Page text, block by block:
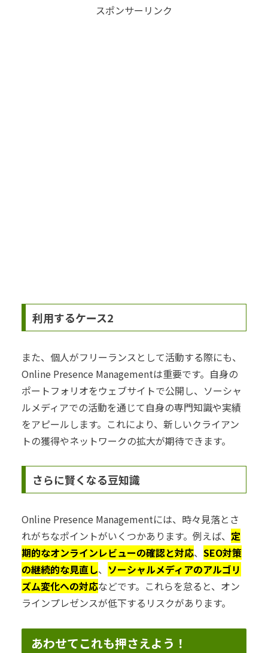
スポンサーリンク
利用するケース2
また、個人がフリーランスとして活動する際にも、
Online Presence Managementは重要です。自身の
ポートフォリオをウェブサイトで公開し、ソーシャ
ルメディアでの活動を通じて自身の専門知識や実績
をアピールします。これにより、新しいクライアン
トの獲得やネットワークの拡大が期待できます。
さらに賢くなる豆知識
Online Presence Managementには、時々見落とさ
れがちなポイントがいくつかあります。例えば、 定
期的なオンラインレビューの確認と対応、 SEO対策
の継続的な見直し、 ソーシャルメディアのアルゴリ
ズム変化への対応などです。これらを怠ると、オン
ラインプレゼンスが低下するリスクがあります。
あわせてこれも押さえよう！